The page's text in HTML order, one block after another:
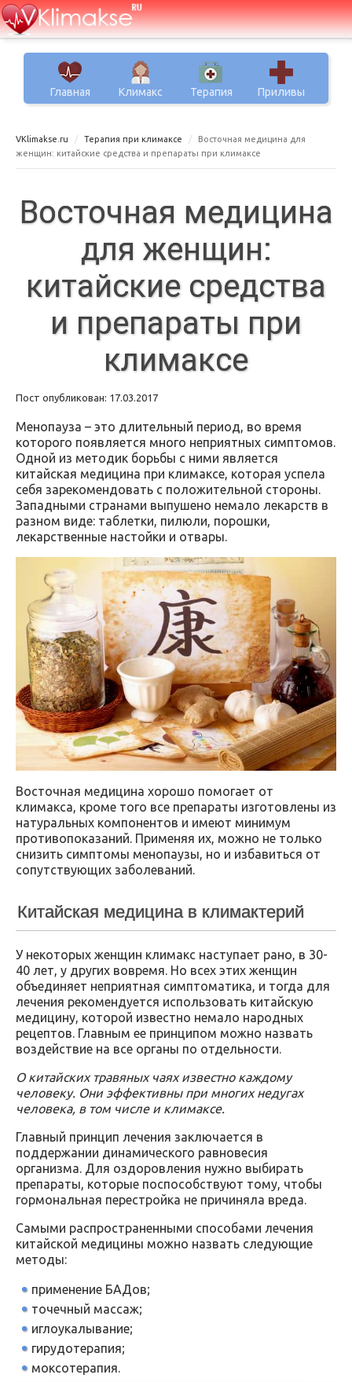
Главная Климакс Терапия Приливы
VKlimakse.ru Терапия при климаксе
Восточная медицина для
женщин: китайские средства и препараты при климаксе
Восточная медицина
для женщин:
китайские средства
и препараты при
климаксе
Пост опубликован: 17.03.2017
Менопауза – это длительный период, во время
которого появляется много неприятных симптомов.
Одной из методик борьбы с ними является
китайская медицина при климаксе, которая успела
себя зарекомендовать с положительной стороны.
Западными странами выпушено немало лекарств в
разном виде: таблетки, пилюли, порошки,
лекарственные настойки и отвары.
Восточная медицина хорошо помогает от
климакса, кроме того все препараты изготовлены из
натуральных компонентов и имеют минимум
противопоказаний. Применяя их, можно не только
снизить симптомы менопаузы, но и избавиться от
сопутствующих заболеваний.
Китайская медицина в климактерий
У некоторых женщин климакс наступает рано, в 30-
40 лет, у других вовремя. Но всех этих женщин
объединяет неприятная симптоматика, и тогда для
лечения рекомендуется использовать китайскую
медицину, которой известно немало народных
рецептов. Главным ее принципом можно назвать
воздействие на все органы по отдельности.
О китайских травяных чаях известно каждому
человеку. Они эффективны при многих недугах
человека, в том числе и климаксе.
Главный принцип лечения заключается в
поддержании динамического равновесия
организма. Для оздоровления нужно выбирать
препараты, которые поспособствуют тому, чтобы
гормональная перестройка не причиняла вреда.
Самыми распространенными способами лечения
китайской медицины можно назвать следующие
методы:
применение БАДов;
точечный массаж;
иглоукалывание;
гирудотерапия;
моксотерапия.